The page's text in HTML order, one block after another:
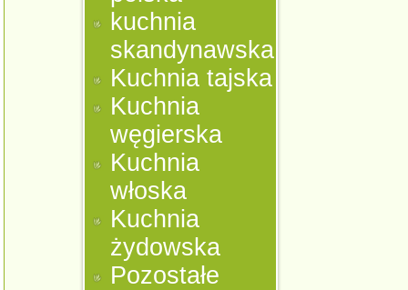
kuchnia
skandynawska
Kuchnia tajska
Kuchnia
węgierska
Kuchnia
włoska
Kuchnia
żydowska
Pozostałe